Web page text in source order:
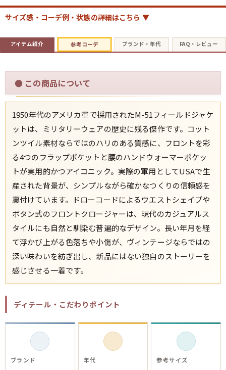
古着コラム
メディア・イベント情報
Youtube 古着屋Rush Out チャンネル
ご利用案内
お客様の声
レビュー1万件突破
お気に入りリスト
会員登録
メルマガ登録
会社概要
店舗一覧
古着卸売
特定商取引法に基づく表示
プライバシーポリシー
お問い合わせ
サイズ感・コーデ例・状態の詳細はこちら ▼
アイテム紹介 参考コーデ ブランド・年代 FAQ・レビュー
● この商品について
1950年代のアメリカ軍で採用されたM-51フィールドジャケ
ットは、ミリタリーウェアの歴史に残る傑作です。コット
ンツイル素材ならではのハリのある質感に、フロントを彩
る4つのフラップポケットと腰のハンドウォーマーポケッ
トが実用的かつアイコニック。実際の軍用としてUSAで生
産された背景が、シンプルながら確かなつくりの信頼感を
裏付けています。ドローコードによるウエストシェイプや
ボタン式のフロントクロージャーは、現代のカジュアルス
タイルにも自然と馴染む普遍的なデザイン。長い年月を経
て浮かび上がる色落ちや小傷が、ヴィンテージならではの
深い味わいを紡ぎ出し、新品にはない独自のストーリーを
感じさせる一着です。
ディテール・こだわりポイント
ブランド 年代 参考サイズ